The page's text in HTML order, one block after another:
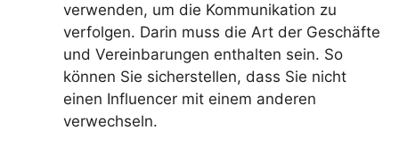
verwenden, um die Kommunikation zu
verfolgen. Darin muss die Art der Geschäfte
und Vereinbarungen enthalten sein. So
können Sie sicherstellen, dass Sie nicht
einen Influencer mit einem anderen
verwechseln.